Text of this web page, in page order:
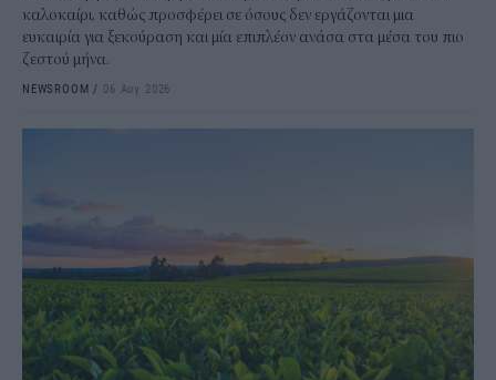
καλοκαίρι, καθώς προσφέρει σε όσους δεν εργάζονται μια
ευκαιρία για ξεκούραση και μία επιπλέον ανάσα στα μέσα του πιο
ζεστού μήνα.
NEWSROOM / 06 Αυγ 2026